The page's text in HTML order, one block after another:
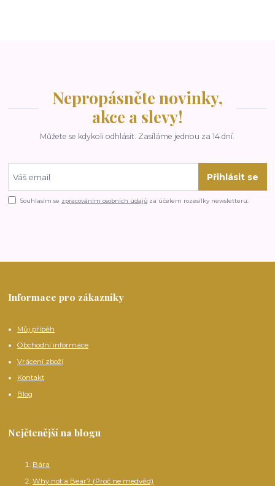
Nepropásněte novinky,
akce a slevy!
Můžete se kdykoli odhlásit. Zasíláme jednou za 14 dní.
Přihlásit se
Souhlasím se zpracováním osobních údajů za účelem rozesílky newsletteru.
Informace pro zákazníky
Můj příběh
Obchodní informace
Vrácení zboží
Kontakt
Blog
Nejčtenější na blogu
Bára
Why not a Bear? (Proč ne medvěd)